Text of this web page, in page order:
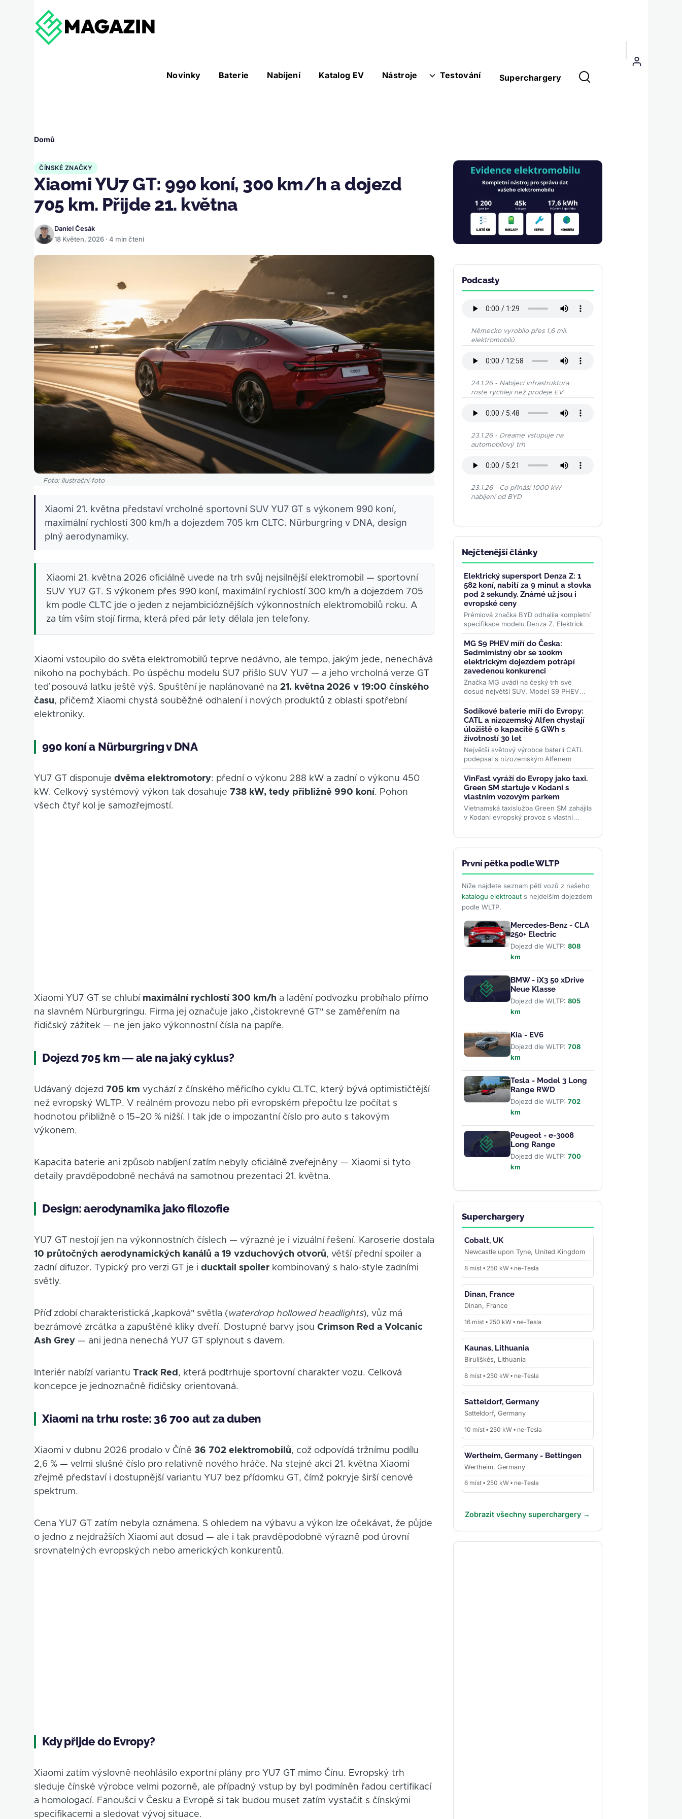
Hlavní
Novinky Baterie Nabíjení Katalog EV Nástroje
Nástroje sub-navigation Testování Superchargery
Menu
uživatelského
Drobečková
navigace
Domů
ČÍNSKÉ ZNAČKY
Xiaomi YU7 GT: 990 koní, 300 km/h a dojezd
705 km. Přijde 21. května
Daniel Česák
18 Květen, 2026 · 4 min čtení
Foto: Ilustrační foto
Xiaomi 21. května představí vrcholné sportovní SUV YU7 GT s výkonem 990 koní,
maximální rychlostí 300 km/h a dojezdem 705 km CLTC. Nürburgring v DNA, design
plný aerodynamiky.
Xiaomi 21. května 2026 oficiálně uvede na trh svůj nejsilnější elektromobil — sportovní
SUV YU7 GT. S výkonem přes 990 koní, maximální rychlostí 300 km/h a dojezdem 705
km podle CLTC jde o jeden z nejambicióznějších výkonnostních elektromobilů roku. A
za tím vším stojí firma, která před pár lety dělala jen telefony.
Xiaomi vstoupilo do světa elektromobilů teprve nedávno, ale tempo, jakým jede, nenechává
nikoho na pochybách. Po úspěchu modelu SU7 přišlo SUV YU7 — a jeho vrcholná verze GT
teď posouvá laťku ještě výš. Spuštění je naplánované na21. května 2026 v 19:00 čínského
času, přičemž Xiaomi chystá souběžné odhalení i nových produktů z oblasti spotřební
elektroniky.
990 koní a Nürburgring v DNA
YU7 GT disponujedvěma elektromotory: přední o výkonu 288 kW a zadní o výkonu 450
kW. Celkový systémový výkon tak dosahuje738 kW, tedy přibližně 990 koní. Pohon
všech čtyř kol je samozřejmostí.
Xiaomi YU7 GT se chlubí maximální rychlostí 300 km/h a ladění podvozku probíhalo přímo
na slavném Nürburgringu. Firma jej označuje jako „čistokrevné GT" se zaměřením na
řidičský zážitek — ne jen jako výkonnostní čísla na papíře.
Dojezd 705 km — ale na jaký cyklus?
Udávaný dojezd705 km vychází z čínského měřicího cyklu CLTC, který bývá optimističtější
než evropský WLTP. V reálném provozu nebo při evropském přepočtu lze počítat s
hodnotou přibližně o 15–20 % nižší. I tak jde o impozantní číslo pro auto s takovým
výkonem.
Kapacita baterie ani způsob nabíjení zatím nebyly oficiálně zveřejněny — Xiaomi si tyto
detaily pravděpodobně nechává na samotnou prezentaci 21. května.
Design: aerodynamika jako filozofie
YU7 GT nestojí jen na výkonnostních číslech — výrazné je i vizuální řešení. Karoserie dostala
10 průtočných aerodynamických kanálů a 19 vzduchových otvorů, větší přední spoiler a
zadní difuzor. Typický pro verzi GT je iducktail spoiler kombinovaný s halo-style zadními
světly.
Příď zdobí charakteristická „kapková" světla (waterdrop hollowed headlights), vůz má
bezrámové zrcátka a zapuštěné kliky dveří. Dostupné barvy jsouCrimson Red a Volcanic
Ash Grey — ani jedna nenechá YU7 GT splynout s davem.
Interiér nabízí variantuTrack Red , která podtrhuje sportovní charakter vozu. Celková
koncepce je jednoznačně řidičsky orientovaná.
Xiaomi na trhu roste: 36 700 aut za duben
Xiaomi v dubnu 2026 prodalo v Číně36 702 elektromobilů, což odpovídá tržnímu podílu
2,6 % — velmi slušné číslo pro relativně nového hráče. Na stejné akci 21. května Xiaomi
zřejmě představí i dostupnější variantu YU7 bez přídomku GT, čímž pokryje širší cenové
spektrum.
Cena YU7 GT zatím nebyla oznámena. S ohledem na výbavu a výkon lze očekávat, že půjde
o jedno z nejdražších Xiaomi aut dosud — ale i tak pravděpodobně výrazně pod úrovní
srovnatelných evropských nebo amerických konkurentů.
Kdy přijde do Evropy?
Xiaomi zatím výslovně neohlásilo exportní plány pro YU7 GT mimo Čínu. Evropský trh
sleduje čínské výrobce velmi pozorně, ale případný vstup by byl podmíněn řadou certifikací
a homologací. Fanoušci v Česku a Evropě si tak budou muset zatím vystačit s čínskými
specifikacemi a sledovat vývoj situace.
Obrázek
Podcasty
Německo vyrobilo přes 1,6 mil.
elektromobilů
24.1.26 - Nabíjecí infrastruktura
roste rychleji než prodeje EV
23.1.26 - Dreame vstupuje na
automobilový trh
23.1.26 - Co přináší 1000 kW
nabíjení od BYD
Nejčtenější články
Elektrický supersport Denza Z: 1
582 koní, nabití za 9 minut a stovka
pod 2 sekundy. Známé už jsou i
evropské ceny
Prémiová značka BYD odhalila kompletní
specifikace modelu Denza Z. Elektrický
supersport se třemi motory nabídne
výkon 1 582 koní,... >>
MG S9 PHEV míří do Česka:
Sedmimístný obr se 100km
elektrickým dojezdem potrápí
zavedenou konkurenci
Značka MG uvádí na český trh své
dosud největší SUV. Model S9 PHEV
nabídne 7 míst, systémový výkon 299
koní a baterii s čistě...>>
Sodíkové baterie míří do Evropy:
CATL a nizozemský Alfen chystají
úložiště o kapacitě 5 GWh s
životností 30 let
Největší světový výrobce baterií CATL
podepsal s nizozemským Alfenem
dohodu o nasazení 5 GWh sodíkových
úložišť v Evropě. Systém...>>
VinFast vyráží do Evropy jako taxi.
Green SM startuje v Kodani s
vlastním vozovým parkem
Vietnamská taxislužba Green SM zahájila
v Kodani evropský provoz s vlastní
nabízí mimořádně...>>
První pětka podle WLTP
Níže najdete seznam pěti vozů z našeho
katalogu elektroauts nejdelším dojezdem
podle WLTP.
Mercedes-Benz - CLA
250+ Electric
Dojezd dle WLTP: 808
km
BMW - iX3 50 xDrive
Neue Klasse
Dojezd dle WLTP: 805
km
Kia - EV6
Dojezd dle WLTP: 708
km
Tesla - Model 3 Long
Range RWD
Dojezd dle WLTP: 702
km
Peugeot - e-3008
Long Range
Dojezd dle WLTP: 700
km
Superchargery
Cobalt, UK
Newcastle upon Tyne, United Kingdom
8 míst • 250 kW • ne-Tesla
Dinan, France
Dinan, France
16 míst • 250 kW • ne-Tesla
Kaunas, Lithuania
Biruliškės, Lithuania
8 míst • 250 kW • ne-Tesla
Satteldorf, Germany
Satteldorf, Germany
10 míst • 250 kW • ne-Tesla
Wertheim, Germany - Bettingen
Wertheim, Germany
6 míst • 250 kW • ne-Tesla
Zobrazit všechny superchargery →